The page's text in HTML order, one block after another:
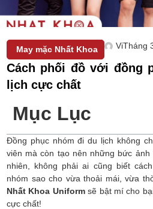
May mặc Nhất Khoa ViTháng
Cách phối đồ với đồng
lịch cực chất
Mục Lục
Đồng phục nhóm đi du lịch không
viên mà còn tạo nên những bức ảnh
nhiên, không phải ai cũng biết
nhóm sao cho vừa thoải mái, vừa
Nhất Khoa Uniformsẽ bật mí cho
cực chất!